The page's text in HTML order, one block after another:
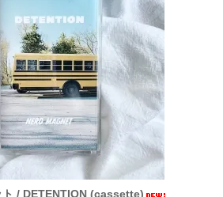
ト / DETENTION (cassette)